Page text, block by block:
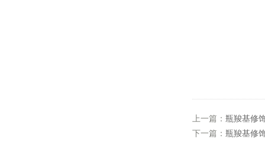
上一篇： 瓶羧基修
下一篇： 瓶羧基修